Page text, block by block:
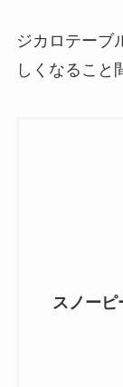
ジカロテーブ
しくなること
スノー